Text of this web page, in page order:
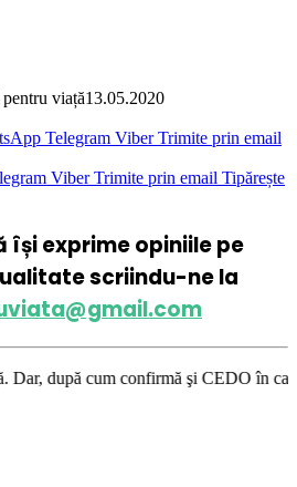
viață13.05.2020
Telegram Viber Trimite prin email
Viber Trimite prin email Tipărește
exprime opiniile pe
scriindu-ne la
şi CEDO în cazul